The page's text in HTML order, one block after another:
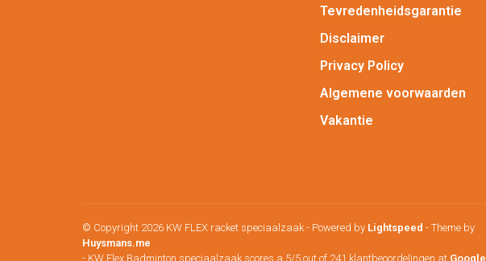
Tevredenheidsgarantie
Disclaimer
Privacy Policy
Algemene voorwaarden
Vakantie
© Copyright 2026 KW FLEX racket speciaalzaak- Powered by Lightspeed - Theme by
Huysmans.me
- KW Flex Badminton speciaalzaak scores a 5/5 out of 241 klantbeoordelingen at Google